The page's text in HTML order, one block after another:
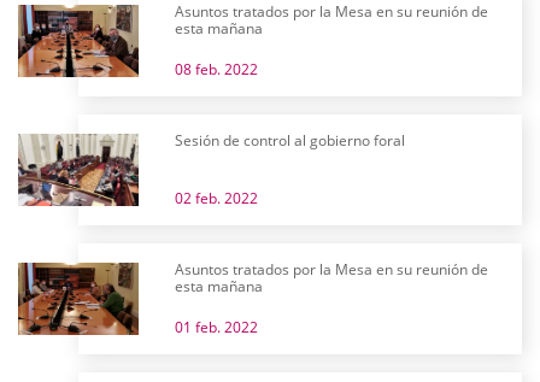
Asuntos tratados por la Mesa en su reunión de
esta mañana
08 feb. 2022
Sesión de control al gobierno foral
02 feb. 2022
Asuntos tratados por la Mesa en su reunión de
esta mañana
01 feb. 2022